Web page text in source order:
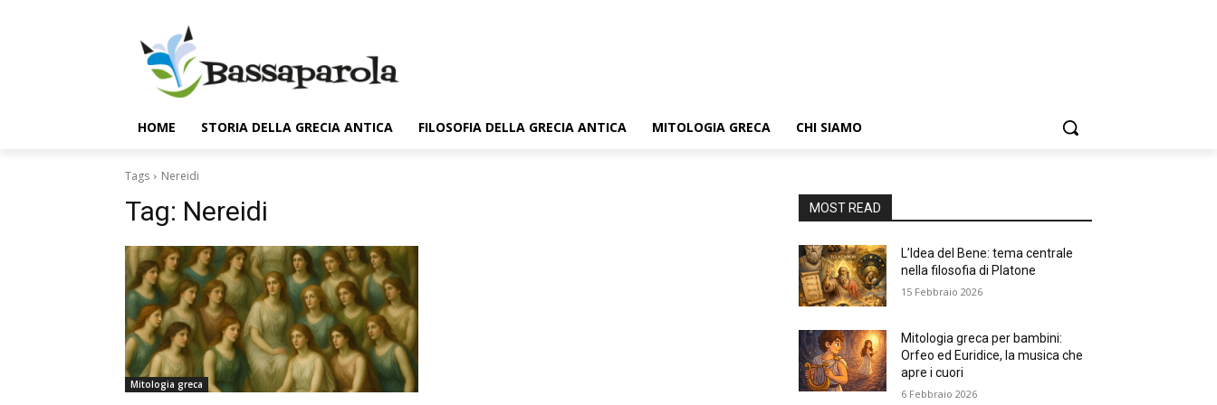
HOME STORIA DELLA GRECIA ANTICA FILOSOFIA DELLA GRECIA ANTICA MITOLOGIA GRECA CHI SIAMO
Tags Nereidi
Tag: Nereidi
Mitologia greca
MOST READ
L’Idea del Bene: tema centrale
nella filosofia di Platone
15 Febbraio 2026
Mitologia greca per bambini:
Orfeo ed Euridice, la musica che
apre i cuori
6 Febbraio 2026